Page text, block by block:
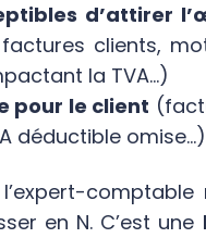
d’attirer
clients,
la TVA…)
pour le client
déductible omise…)
en N. C’est une